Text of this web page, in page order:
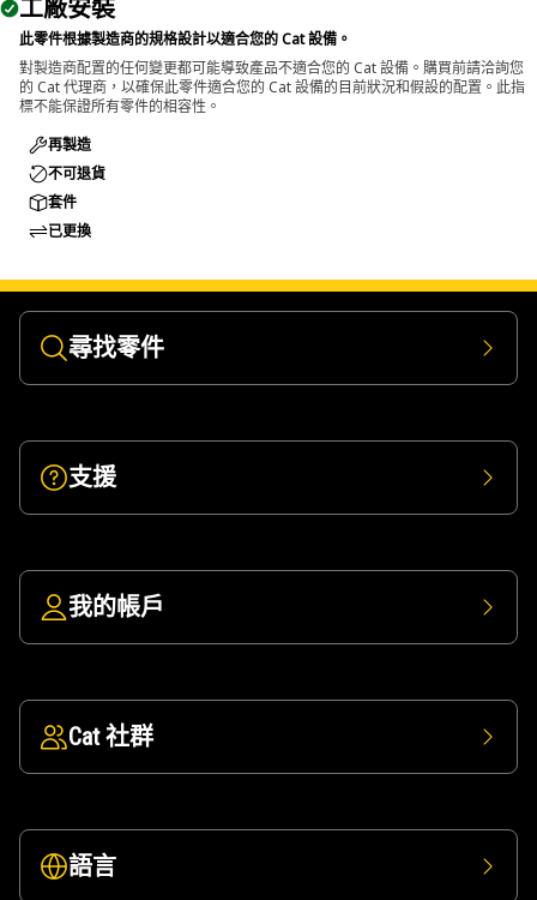
工廠安裝
此零件根據製造商的規格設計以適合您的 Cat 設備。
對製造商配置的任何變更都可能導致產品不適合您的 Cat 設備。購買前請洽詢您
的 Cat 代理商，以確保此零件適合您的 Cat 設備的目前狀況和假設的配置。此指
標不能保證所有零件的相容性。
再製造
不可退貨
套件
已更換
尋找零件
支援
我的帳戶
Cat 社群
語言